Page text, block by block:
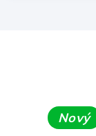
Nový